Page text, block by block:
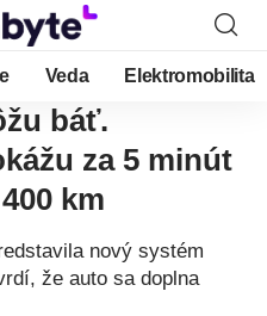
Veda Elektromobilita
báť.
za 5 minút
km
nový systém
že auto sa doplna